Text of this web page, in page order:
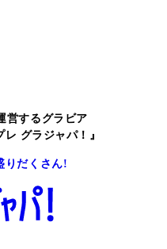
営するグラビア
グラジャパ！』
りだくさん!